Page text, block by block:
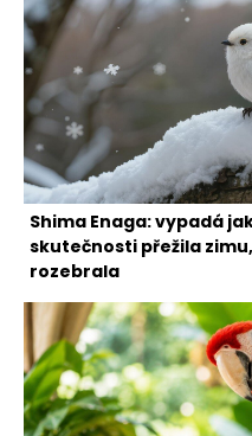
Shima Enaga: vypadá
skutečnosti přežila
rozebrala